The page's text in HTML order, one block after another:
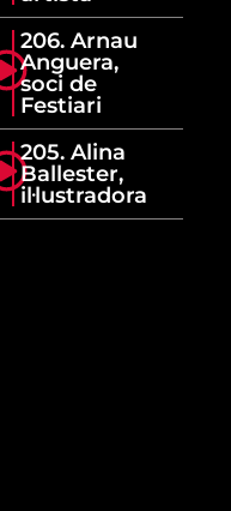
206. Arnau
Anguera,
soci de
Festiari
205. Alina
Ballester,
il·lustradora